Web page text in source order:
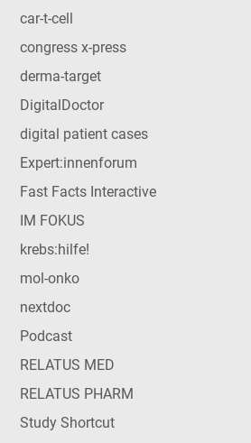
car-t-cell
congress x-press
derma-target
DigitalDoctor
digital patient cases
Expert:innenforum
Fast Facts Interactive
IM FOKUS
krebs:hilfe!
mol-onko
nextdoc
Podcast
RELATUS MED
RELATUS PHARM
Study Shortcut